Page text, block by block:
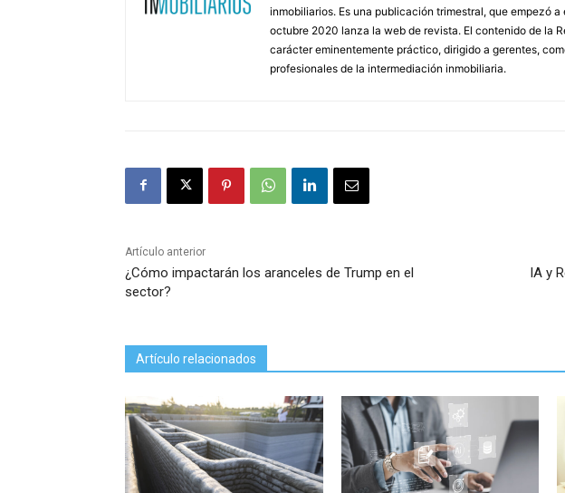
inmobiliarios. Es una publicación trimestral, que empezó
octubre 2020 lanza la web de revista. El contenido de la
carácter eminentemente práctico, dirigido a gerentes,
profesionales de la intermediación inmobiliaria.
Artículo anterior
¿Cómo impactarán los aranceles de Trump en el
sector?
IA y
Artículo relacionados